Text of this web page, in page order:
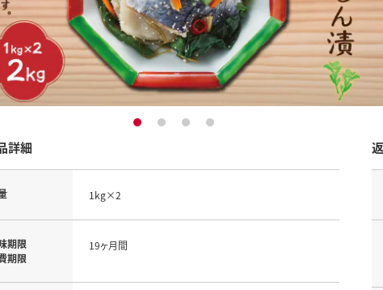
1 2 3 4
詳細
1kg×2
期限
期限
19ヶ月間